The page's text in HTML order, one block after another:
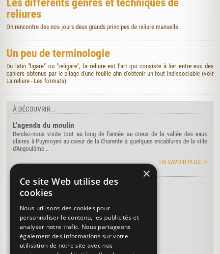
Les différents genres et techniques de
reliures
On rencontre des nos jours deux grands principes de reliure manuelle.
Un peu de terminologie
Du latin "ligare" ou "religare", la reliure est l'art qui consiste à lier entre eux des
cahiers obtenus par le pliage d'une feuille afin d'obtenir un tout indissociable (voir
La reliure - Les formats).
À DÉCOUVRIR...
L'agenda du moulin
Rendez-nous visite tout au long de l'année au creux de la vallée des eaux
claires à Puymoyen au coeur de la Charente à quelques encablures de la ville
d'Angoulême...
EN SAVOIR PLUS
Découvrez
Cartons
Chaînette
×
Ce site Web utilise des
cookies
Nous utilisons des cookies pour
personnaliser le contenu, les publicités et
analyser notre trafic. Nous partageons
également des informations sur votre
utilisation de notre site avec nos